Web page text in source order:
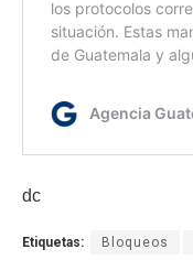
dc
Etiquetas: Bloqueos